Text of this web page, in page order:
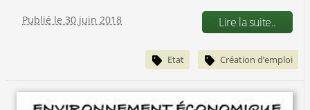
Publié le 30 juin 2018 Lire la suite..
Etat Création d’emploi